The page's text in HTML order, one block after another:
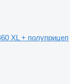
XL + полуприцеп